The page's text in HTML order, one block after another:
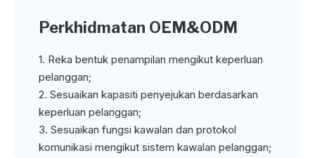
Perkhidmatan OEM&ODM
1. Reka bentuk penampilan mengikut keperluan
pelanggan;
2. Sesuaikan kapasiti penyejukan berdasarkan
keperluan pelanggan;
3. Sesuaikan fungsi kawalan dan protokol
komunikasi mengikut sistem kawalan pelanggan;